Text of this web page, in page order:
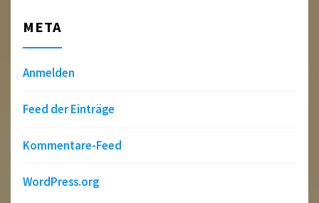
META
Anmelden
Feed der Einträge
Kommentare-Feed
WordPress.org